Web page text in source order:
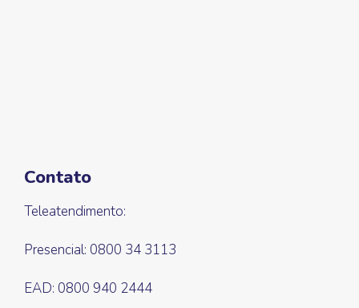
Contato
Teleatendimento:
Presencial: 0800 34 3113
EAD: 0800 940 2444